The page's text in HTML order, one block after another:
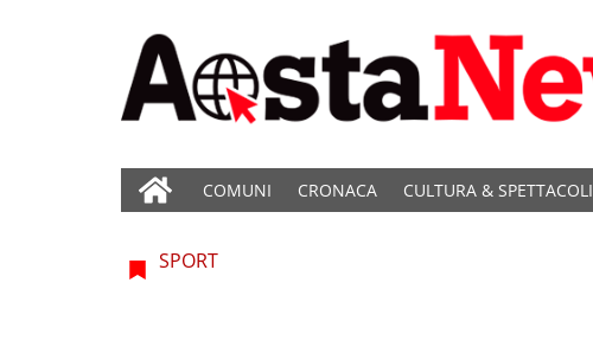
COMUNI CRONACA CULTURA & SPETTACOLI
SPORT